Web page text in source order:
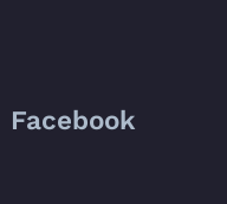
Facebook